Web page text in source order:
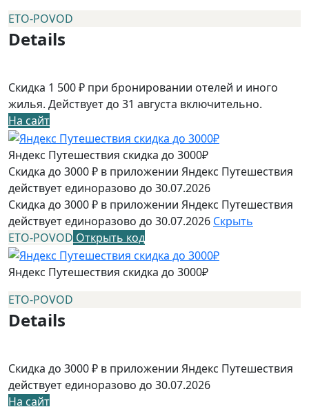
ETO-POVOD
Details
Скидка 1 500 ₽ при бронировании отелей и иного
жилья. Действует до 31 августа включительно.
На сайт
Яндекс Путешествия скидка до 3000₽
Скидка до 3000 ₽ в приложении Яндекс Путешествия
действует единоразово до 30.07.2026
Скидка до 3000 ₽ в приложении Яндекс Путешествия
действует единоразово до 30.07.2026 Скрыть
ETO-POVOD Открыть код
Яндекс Путешествия скидка до 3000₽
ETO-POVOD
Details
Скидка до 3000 ₽ в приложении Яндекс Путешествия
действует единоразово до 30.07.2026
На сайт